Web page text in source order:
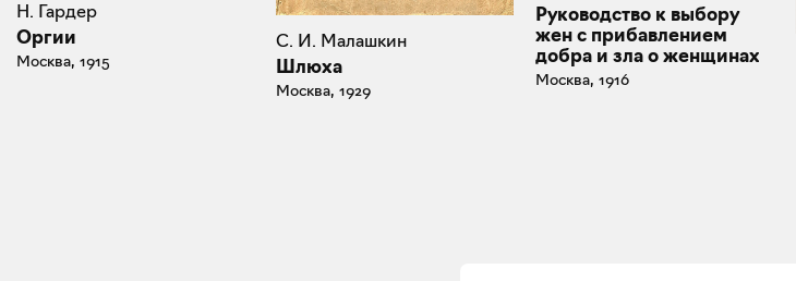
Н. Гардер
Оргии
Москва, 1915
С. И. Малашкин
Шлюха
Москва, 1929
Руководство к выбору
жен с прибавлением
добра и зла о женщинах
Москва, 1916